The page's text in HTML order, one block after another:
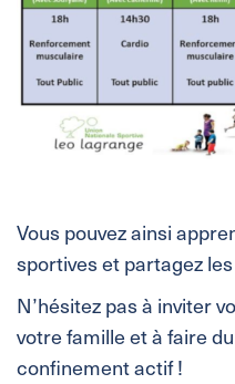
Vous pouvez ainsi
sportives et partagez
N’hésitez pas à inviter
votre famille et à faire
confinement actif !